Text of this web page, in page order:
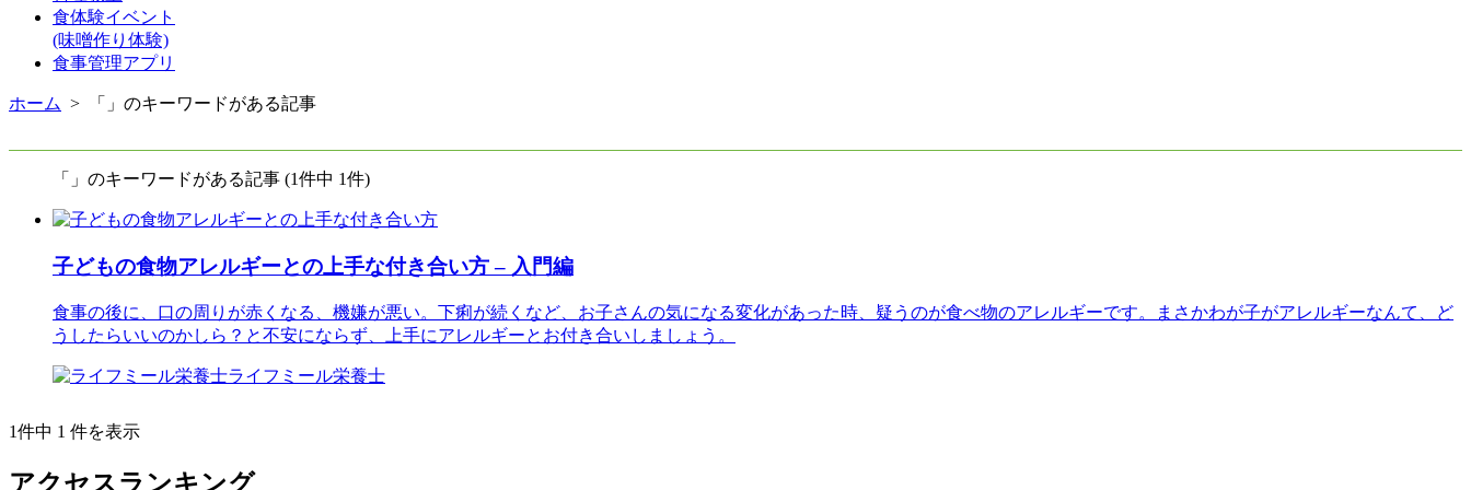
食体験イベント
(味噌作り体験)
食事管理アプリ
ホーム > 「」のキーワードがある記事
「」のキーワードがある記事 (1件中 1件)
子どもの食物アレルギーとの上手な付き合い方 – 入門編
食事の後に、口の周りが赤くなる、機嫌が悪い。下痢が続くなど、お子さんの気になる変化があった時、疑うのが食べ物のアレルギーです。まさかわが子がアレルギーなんて、ど
うしたらいいのかしら？と不安にならず、上手にアレルギーとお付き合いしましょう。
ライフミール栄養士
1件中 1 件を表示
アクセスランキング